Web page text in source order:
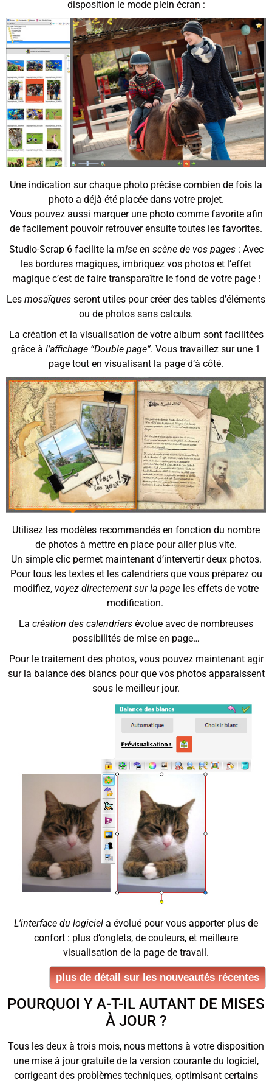
disposition le mode plein écran :
Une indication sur chaque photo précise combien de fois la
photo a déjà été placée dans votre projet.
Vous pouvez aussi marquer une photo comme favorite afin
de facilement pouvoir retrouver ensuite toutes les favorites.
Studio-Scrap 6 facilite la mise en scène de vos pages: Avec
les bordures magiques, imbriquez vos photos et l’effet
magique c’est de faire transparaître le fond de votre page !
Les mosaïques seront utiles pour créer des tables d’éléments
ou de photos sans calculs.
La création et la visualisation de votre album sont facilitées
grâce à l’affichage “Double page”. Vous travaillez sur une 1
page tout en visualisant la page d’à côté.
Utilisez les modèles recommandés en fonction du nombre
de photos à mettre en place pour aller plus vite.
Un simple clic permet maintenant d’intervertir deux photos.
Pour tous les textes et les calendriers que vous préparez ou
modifiez, voyez directement sur la page les effets de votre
modification.
La création des calendriers évolue avec de nombreuses
possibilités de mise en page…
Pour le traitement des photos, vous pouvez maintenant agir
sur la balance des blancs pour que vos photos apparaissent
sous le meilleur jour.
L’interface du logiciel a évolué pour vous apporter plus de
confort : plus d’onglets, de couleurs, et meilleure
visualisation de la page de travail.
plus de détail sur les nouveautés récentes
POURQUOI Y A-T-IL AUTANT DE MISES
À JOUR ?
Tous les deux à trois mois, nous mettons à votre disposition
une mise à jour gratuite de la version courante du logiciel,
corrigeant des problèmes techniques, optimisant certains